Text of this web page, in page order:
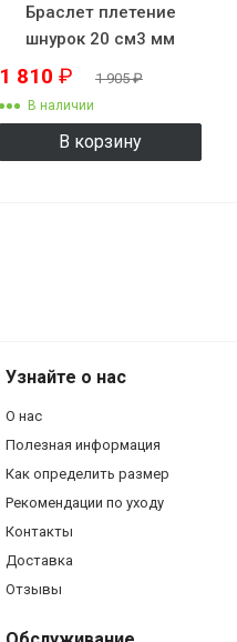
Браслет плетение
шнурок 20 см3 мм
1 810 ₽ 1 905₽
В наличии
В корзину
Узнайте о нас
О нас
Полезная информация
Как определить размер
Рекомендации по уходу
Контакты
Доставка
Отзывы